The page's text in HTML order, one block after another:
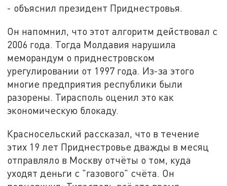
- объяснил президент Приднестровья.
Он напомнил, что этот алгоритм действовал с
2006 года. Тогда Молдавия нарушила
меморандум о приднестровском
урегулировании от 1997 года. Из-за этого
многие предприятия республики были
разорены. Тирасполь оценил это как
экономическую блокаду.
Красносельский рассказал, что в течение
этих 19 лет Приднестровье дважды в месяц
отправляло в Москву отчёты о том, куда
уходят деньги с "газового" счёта. Он